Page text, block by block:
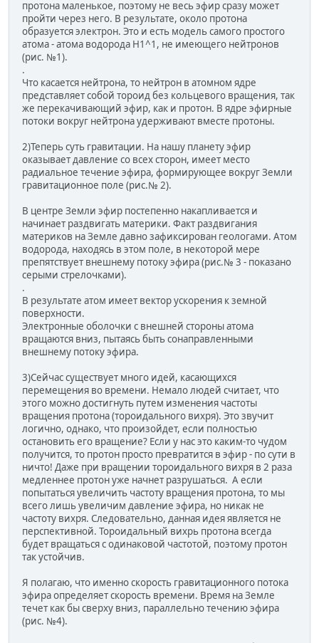
протона маленькое, поэтому не весь эфир сразу может
пройти через него. В результате, около протона
образуется электрон. Это и есть модель самого простого
атома - атома водорода H1^1, не имеющего нейтронов
(рис. №1).
.
Что касается нейтрона, то нейтрон в атомном ядре
представляет собой тороид без кольцевого вращения, так
же перекачивающий эфир, как и протон. В ядре эфирные
потоки вокруг нейтрона удерживают вместе протоны.
2)Теперь суть гравитации. На нашу планету эфир
оказывает давление со всех сторон, имеет место
радиальное течение эфира, формирующее вокруг Земли
гравитационное поле (рис.№ 2).
В центре Земли эфир постепенно накапливается и
начинает раздвигать материки. Факт раздвигания
материков на Земле давно зафиксирован геологами. Атом
водорода, находясь в этом поле, в некоторой мере
препятствует внешнему потоку эфира (рис.№ 3 - показано
серыми стрелочками).
.
В результате атом имеет вектор ускорения к земной
поверхности.
Электронные оболочки с внешней стороны атома
вращаются вниз, пытаясь быть сонаправленными
внешнему потоку эфира.
3)Сейчас существует много идей, касающихся
перемещения во времени. Немало людей считает, что
этого можно достигнуть путем изменения частоты
вращения протона (тороидального вихря). Это звучит
логично, однако, что произойдет, если полностью
остановить его вращение? Если у нас это каким-то чудом
получится, то протон просто превратится в эфир - по сути в
ничто! Даже при вращении тороидального вихря в 2 раза
медленнее протон уже начнет разрушаться. А если
попытаться увеличить частоту вращения протона, то мы
всего лишь увеличим давление эфира, но никак не
частоту вихря. Следовательно, данная идея является не
перспективной. Тороидальный вихрь протона всегда
будет вращаться с одинаковой частотой, поэтому протон
так устойчив.
Я полагаю, что именно скорость гравитационного потока
эфира определяет скорость времени. Время на Земле
течет как бы сверху вниз, параллельно течению эфира
(рис. №4).